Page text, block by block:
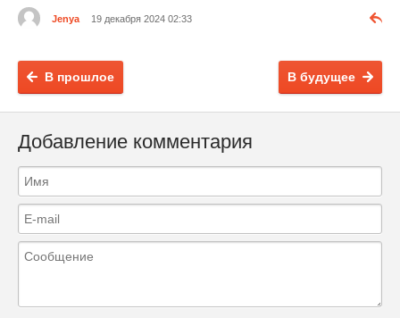
Jenya 19 декабря 2024 02:33
В будущее
В прошлое
Добавление комментария